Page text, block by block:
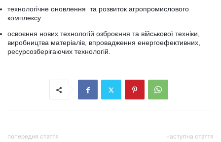
технологічне оновлення та розвиток агропромислового
комплексу
освоєння нових технологій озброєння та військової техніки,
виробництва матеріалів, впровадження енергоефективних,
ресурсозберігаючих технологій.
попередня стаття наступна стаття